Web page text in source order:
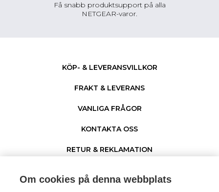
Få snabb produktsupport på alla
NETGEAR-varor.
KÖP- & LEVERANSVILLKOR
FRAKT & LEVERANS
VANLIGA FRÅGOR
KONTAKTA OSS
RETUR & REKLAMATION
Om cookies på denna webbplats